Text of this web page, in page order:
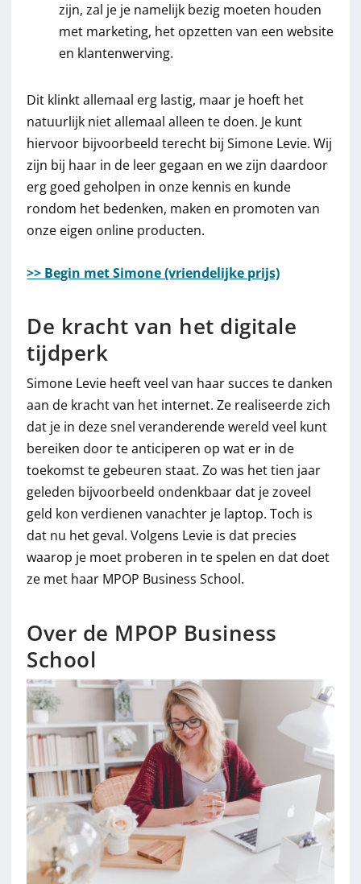
zijn, zal je je namelijk bezig moeten houden
met marketing, het opzetten van een website
en klantenwerving.
Dit klinkt allemaal erg lastig, maar je hoeft het
natuurlijk niet allemaal alleen te doen. Je kunt
hiervoor bijvoorbeeld terecht bij Simone Levie. Wij
zijn bij haar in de leer gegaan en we zijn daardoor
erg goed geholpen in onze kennis en kunde
rondom het bedenken, maken en promoten van
onze eigen online producten.
>> Begin met Simone (vriendelijke prijs)
De kracht van het digitale
tijdperk
Simone Levie heeft veel van haar succes te danken
aan de kracht van het internet. Ze realiseerde zich
dat je in deze snel veranderende wereld veel kunt
bereiken door te anticiperen op wat er in de
toekomst te gebeuren staat. Zo was het tien jaar
geleden bijvoorbeeld ondenkbaar dat je zoveel
geld kon verdienen vanachter je laptop. Toch is
dat nu het geval. Volgens Levie is dat precies
waarop je moet proberen in te spelen en dat doet
ze met haar MPOP Business School.
Over de MPOP Business
School